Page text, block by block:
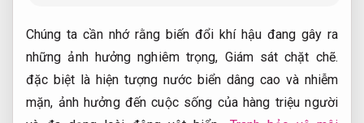
mặn, ảnh hưởng đến cuộc sống của hàng triệu người